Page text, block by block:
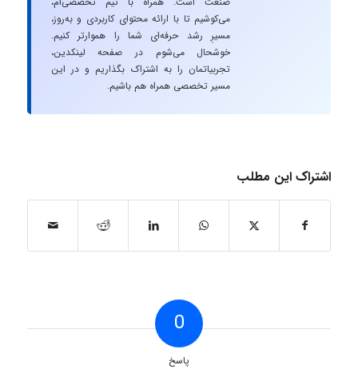
می‌کوشیم تا با ارائه محتوای کاربردی و به‌روز،
مسیرِ رشد حرفه‌ای شما را هموارتر کنیم.
خوشحال می‌شوم در صفحه لینکدین،
تجربیاتمان را به اشتراک بگذاریم و در این
مسیر تخصصی همراه هم باشیم.
اشتراک این مطلب
0
پاسخ